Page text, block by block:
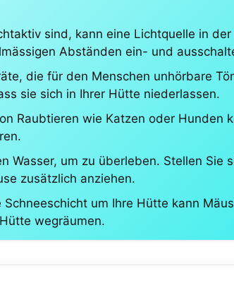
sind, kann eine Lichtquelle in
Abständen ein- und
die für den Menschen unhörbare
sie sich in Ihrer Hütte niederlassen.
Raubtieren wie Katzen oder
Wasser, um zu überleben. Stellen
zusätzlich anziehen.
um Ihre Hütte kann
wegräumen.